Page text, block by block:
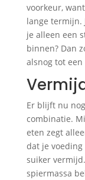
voorkeur,
lange termijn.
je alleen een
binnen? Dan
alsnog tot
Er blijft nu
combinatie.
eten zegt
dat je
suiker
spiermassa